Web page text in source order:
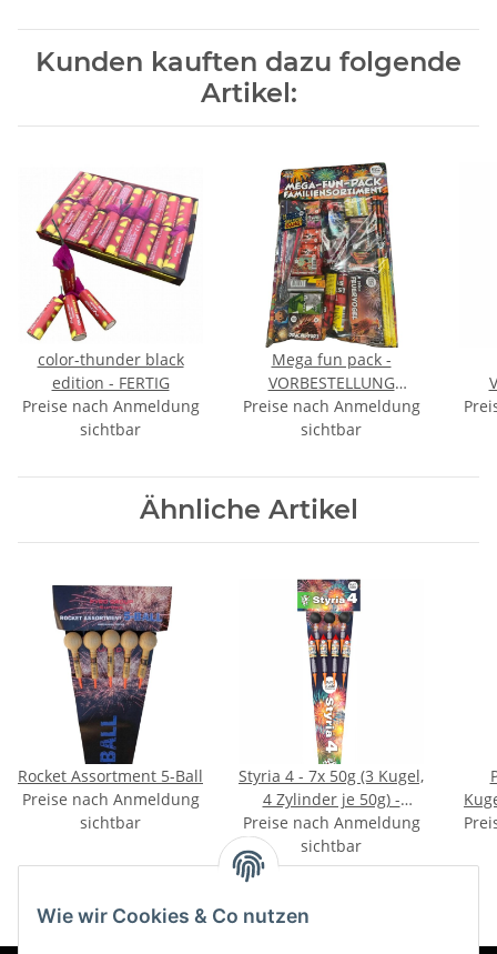
Kunden kauften dazu folgende
Artikel:
color-thunder black
edition - FERTIG
Preise nach Anmeldung
sichtbar
Mega fun pack -
VORBESTELLUNG
September
Preise nach Anmeldung
sichtbar
Ähnliche Artikel
Rocket Assortment 5-Ball
Preise nach Anmeldung
sichtbar
Styria 4 - 7x 50g (3 Kugel,
4 Zylinder je 50g) -
FERTIG
Preise nach Anmeldung
sichtbar
Wie wir Cookies & Co nutzen